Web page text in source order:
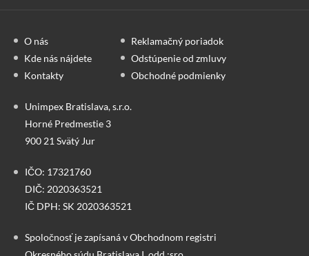
O nás
Reklamačný poriadok
Kde nás nájdete
Odstúpenie od zmluvy
Kontakty
Obchodné podmienky
Unimpex Bratislava, s.r.o.
Horné Predmestie 3
900 21 Svätý Jur
IČO: 17321760
DIČ: 2020363521
IČ DPH: SK 2020363521
Spoločnosť je zapísaná v Obchodnom registri